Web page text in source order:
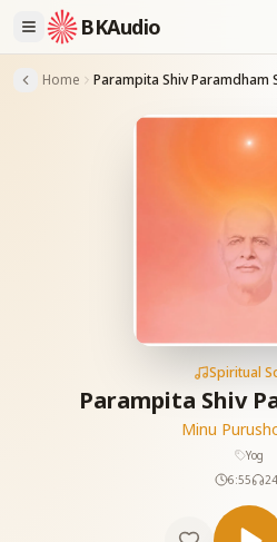
BKAudio
Home Parampita Shiv Paramdham
Spiritual
Parampita Shiv
Minu
Yog
6:55